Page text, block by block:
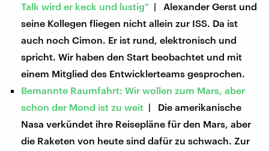
Talk wird er keck und lustig" | Alexander Gerst und
seine Kollegen fliegen nicht allein zur ISS. Da ist
auch noch Cimon. Er ist rund, elektronisch und
spricht. Wir haben den Start beobachtet und mit
einem Mitglied des Entwicklerteams gesprochen.
Bemannte Raumfahrt: Wir wollen zum Mars, aber
schon der Mond ist zu weit | Die amerikanische
Nasa verkündet ihre Reisepläne für den Mars, aber
die Raketen von heute sind dafür zu schwach. Zur